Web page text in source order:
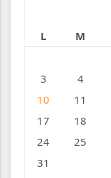
L
M
3
4
10
11
17
18
24
25
31